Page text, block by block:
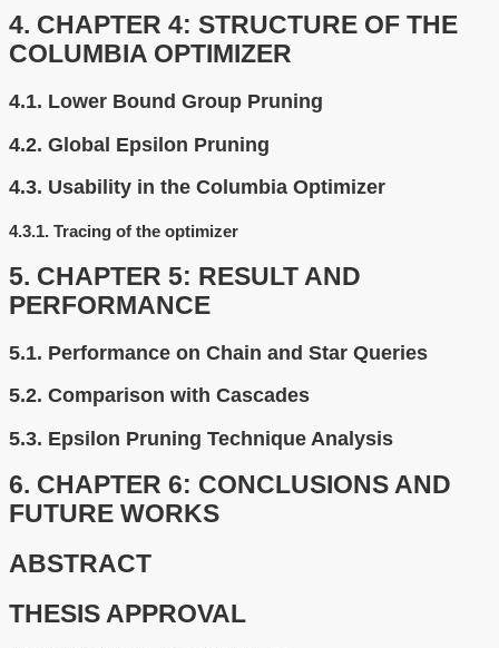
4. CHAPTER 4: STRUCTURE OF THE
COLUMBIA OPTIMIZER
4.1. Lower Bound Group Pruning
4.2. Global Epsilon Pruning
4.3. Usability in the Columbia Optimizer
4.3.1. Tracing of the optimizer
5. CHAPTER 5: RESULT AND
PERFORMANCE
5.1. Performance on Chain and Star Queries
5.2. Comparison with Cascades
5.3. Epsilon Pruning Technique Analysis
6. CHAPTER 6: CONCLUSIONS AND
FUTURE WORKS
ABSTRACT
THESIS APPROVAL